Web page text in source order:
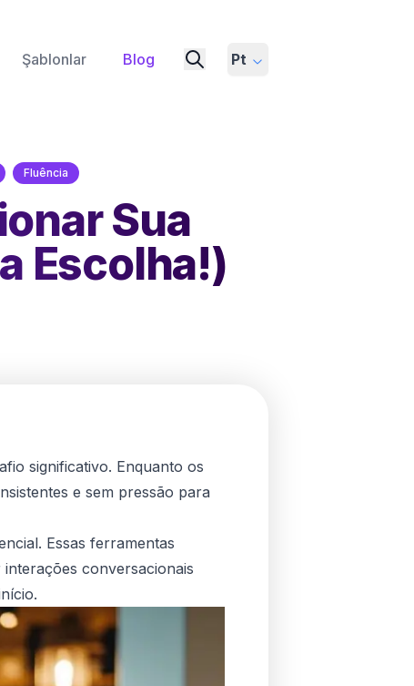
Şablonlar Blog Pt
Fluência
Sua
Escolha!)
significativo. Enquanto os
e sem pressão para
Essas ferramentas
conversacionais